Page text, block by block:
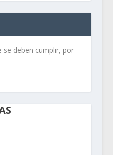
se deben cumplir, por